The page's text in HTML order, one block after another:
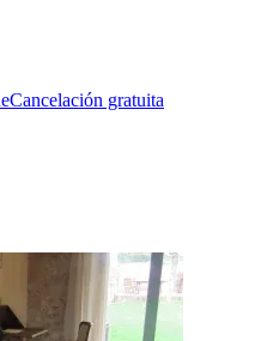
Cancelación gratuita